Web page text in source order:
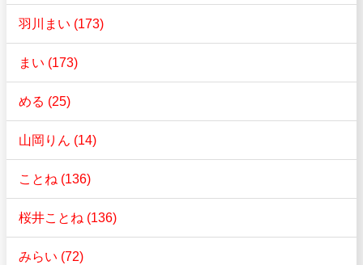
羽川まい (173)
まい (173)
める (25)
山岡りん (14)
ことね (136)
桜井ことね (136)
みらい (72)